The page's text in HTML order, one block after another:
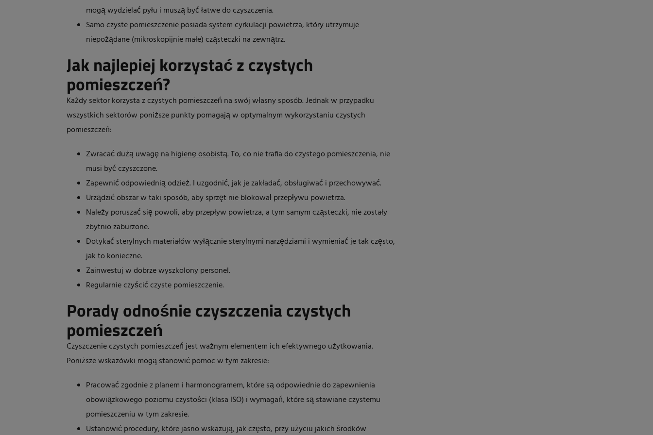
mogą wydzielać pyłu i muszą być łatwe do czyszczenia.
Samo czyste pomieszczenie posiada system cyrkulacji powietrza, który utrzymuje
niepożądane (mikroskopijnie małe) cząsteczki na zewnątrz.
Jak najlepiej korzystać z czystych
pomieszczeń?
Każdy sektor korzysta z czystych pomieszczeń na swój własny sposób. Jednak w przypadku
wszystkich sektorów poniższe punkty pomagają w optymalnym wykorzystaniu czystych
pomieszczeń:
Zwracać dużą uwagę nahigienę osobistą. To, co nie trafia do czystego pomieszczenia, nie
musi być czyszczone.
Zapewnić odpowiednią odzież. I uzgodnić, jak je zakładać, obsługiwać i przechowywać.
Urządzić obszar w taki sposób, aby sprzęt nie blokował przepływu powietrza.
Należy poruszać się powoli, aby przepływ powietrza, a tym samym cząsteczki, nie zostały
zbytnio zaburzone.
Dotykać sterylnych materiałów wyłącznie sterylnymi narzędziami i wymieniać je tak często,
jak to konieczne.
Zainwestuj w dobrze wyszkolony personel.
Regularnie czyścić czyste pomieszczenie.
Porady odnośnie czyszczenia czystych
pomieszczeń
Czyszczenie czystych pomieszczeń jest ważnym elementem ich efektywnego użytkowania.
Poniższe wskazówki mogą stanowić pomoc w tym zakresie:
Pracować zgodnie z planem i harmonogramem, które są odpowiednie do zapewnienia
obowiązkowego poziomu czystości (klasa ISO) i wymagań, które są stawiane czystemu
pomieszczeniu w tym zakresie.
Ustanowić procedury, które jasno wskazują, jak często, przy użyciu jakich środków